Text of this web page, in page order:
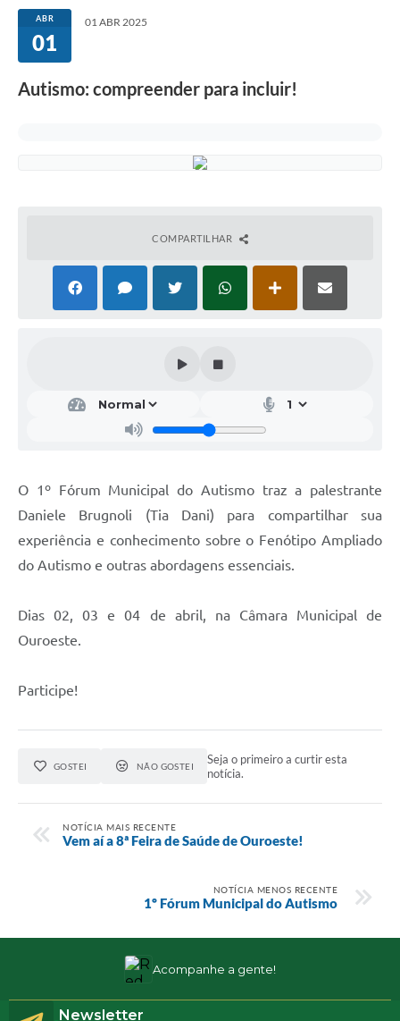
ABR
01
01 ABR 2025
Autismo: compreender para incluir!
COMPARTILHAR
O 1º Fórum Municipal do Autismo traz a palestrante
Daniele Brugnoli (Tia Dani) para compartilhar sua
experiência e conhecimento sobre o Fenótipo Ampliado
do Autismo e outras abordagens essenciais.
Dias 02, 03 e 04 de abril, na Câmara Municipal de
Ouroeste.
Participe!
GOSTEI NÃO GOSTEI
Seja o primeiro a curtir esta
notícia.
NOTÍCIA MAIS RECENTE
Vem aí a 8ª Feira de Saúde de Ouroeste!
NOTÍCIA MENOS RECENTE
1º Fórum Municipal do Autismo
Acompanhe a gente!
Newsletter